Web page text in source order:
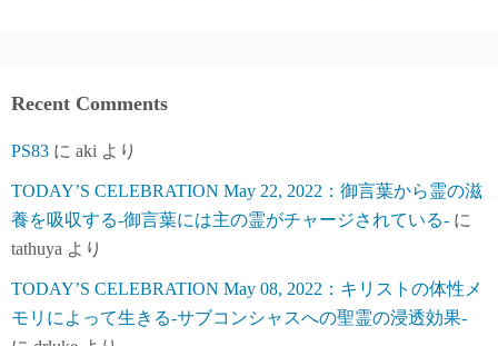
Recent Comments
PS83 に aki より
TODAY’S CELEBRATION May 22, 2022：御言葉から霊の滋
養を吸収する-御言葉には主の霊がチャージされている- に
tathuya より
TODAY’S CELEBRATION May 08, 2022：キリストの体性メ
モリによって生きる-サブコンシャスへの聖霊の浸透効果-